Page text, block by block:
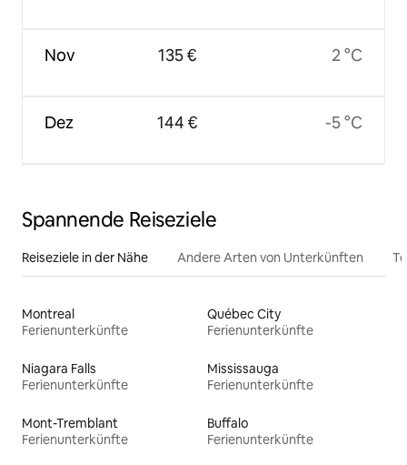
Nov
Dez
135 €
144 €
2 °C
-5 °C
Spannende Reiseziele
Reiseziele in der Nähe Andere Arten von Unterkünften
Montreal
Ferienunterkünfte
Québec City
Ferienunterkünfte
Niagara Falls
Ferienunterkünfte
Mississauga
Ferienunterkünfte
Mont-Tremblant
Ferienunterkünfte
Buffalo
Ferienunterkünfte